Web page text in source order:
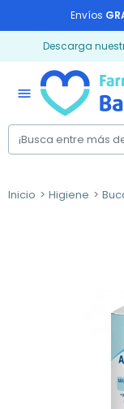
Envíos
Descarga
menu
Inicio Higiene